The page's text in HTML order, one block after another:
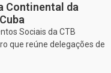
Continental da
Sociais da CTB
que reúne delegações de